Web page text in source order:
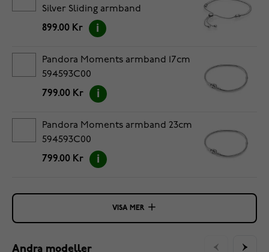
Silver Sliding armband
899.00 Kr
Pandora Moments armband 17cm
594593C00
799.00 Kr
Pandora Moments armband 23cm
594593C00
799.00 Kr
VISA MER
Andra modeller